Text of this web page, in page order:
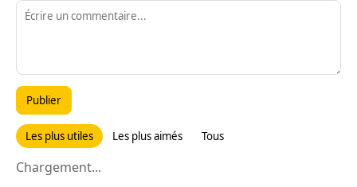
Publier
Les plus utiles Les plus aimés Tous
Chargement...